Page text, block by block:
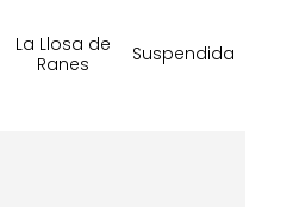
La Llosa de
Ranes
Suspendida